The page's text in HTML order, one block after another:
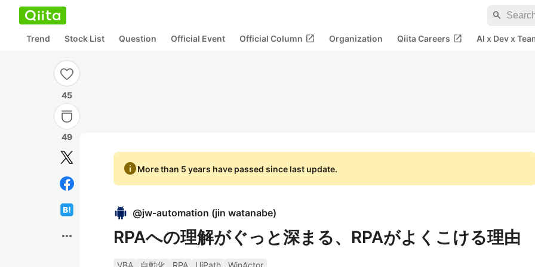
search
Trend Stock List Question Official Event Official Column open_in_new Organization Qiita Careers open_in_new AI x Dev x
45
49
more_horiz
infoMore than 5 years have passed since last update.
@jw-automation (jin watanabe)
RPAへの理解がぐっと深まる、RPAがよくこける理由
VBA 自動化 RPA UiPath
WinActor